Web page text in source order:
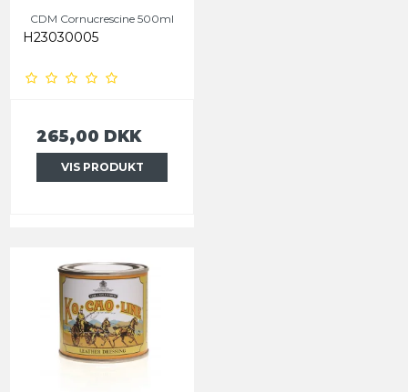
CDM Cornucrescine 500ml
H23030005
265,00 DKK
VIS PRODUKT